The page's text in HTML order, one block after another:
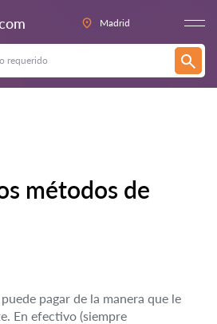
Madrid
métodos de
pagar de la manera que le
En efectivo (siempre